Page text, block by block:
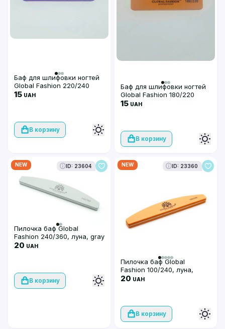
Баф для шлифовки ногтей
Global Fashion 220/240
(фиолетовый цвет)
15 UAH
В корзину
Баф для шлифовки ногтей
Global Fashion 180/220
(оранжевый цвет)
15 UAH
В корзину
NEW ID: 23604
Пилочка баф Global
Fashion 240/360, луна, gray
20 UAH
В корзину
NEW ID: 23360
Пилочка баф Global
Fashion 100/240, луна,
Orange
20 UAH
В корзину